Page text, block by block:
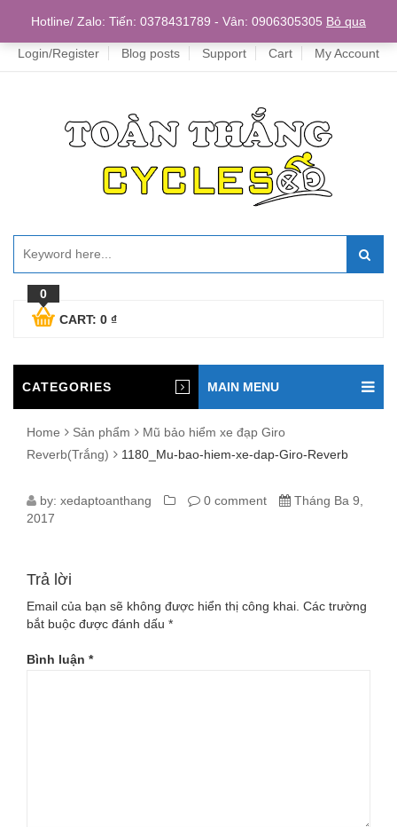
Home
Login/Register Blog posts Support Cart My Account
0
CART: 0 ₫
CATEGORIES MAIN MENU
Home Sản phẩm
Mũ bảo hiểm xe đạp Giro
Reverb(Trắng)
1180_Mu-bao-hiem-xe-dap-Giro-Reverb
1180_MU-
HIEM-
XE-
by: xedaptoanthang 0 comment
Tháng Ba 9,
2017
Trả lời
Email của bạn sẽ không được hiển thị công khai. Các trường
bắt buộc được đánh dấu *
Bình luận *
Hotline/ Zalo: Tiến: 0378431789 - Vân: 0906305305 Bỏ qua